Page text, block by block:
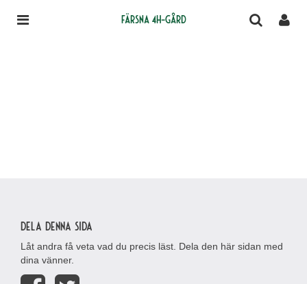
Färsna 4H-gård
Dela denna sida
Låt andra få veta vad du precis läst. Dela den här sidan med
dina vänner.